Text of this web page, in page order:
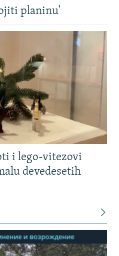
planinu'
i lego-vitezovi
devedesetih